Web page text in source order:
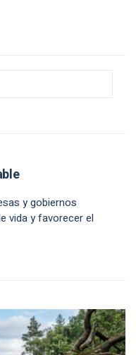
y gobiernos
vida y favorecer el